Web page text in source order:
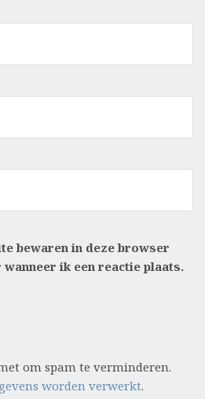
bewaren in deze browser
ik een reactie plaats.
om spam te verminderen.
worden verwerkt.